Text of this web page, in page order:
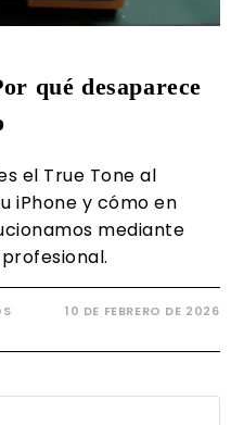
qué desaparece
el True Tone al
iPhone y cómo en
mediante
10 DE FEBRERO DE 2026